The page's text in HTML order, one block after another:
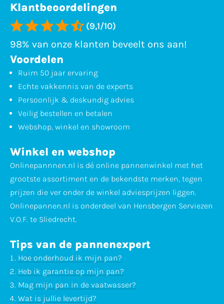
Klantbeoordelingen
(9,1/10)
98% van onze klanten beveelt ons aan!
Voordelen
Ruim 50 jaar ervaring
Echte vakkennis van de experts
Persoonlijk & deskundig advies
Veilig bestellen en betalen
Webshop, winkel en showroom
Winkel en webshop
Onlinepannnen.nl is dé online pannenwinkel met het
grootste assortiment en de bekendste merken, tegen
prijzen die ver onder de winkel adviesprijzen liggen.
Onlinepannen.nl is onderdeel van Hensbergen Serviezen
V.O.F. te Sliedrecht.
Tips van de pannenexpert
Hoe onderhoud ik mijn pan?
Heb ik garantie op mijn pan?
Mag mijn pan in de vaatwasser?
Wat is jullie levertijd?